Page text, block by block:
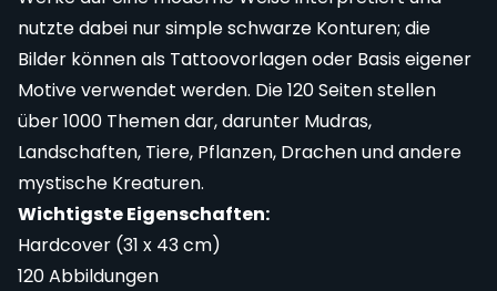
nutzte dabei nur simple schwarze Konturen; die
Bilder können als Tattoovorlagen oder Basis eigener
Motive verwendet werden. Die 120 Seiten stellen
über 1000 Themen dar, darunter Mudras,
Landschaften, Tiere, Pflanzen, Drachen und andere
mystische Kreaturen.
Wichtigste Eigenschaften:
Hardcover (31 x 43 cm)
120 Abbildungen